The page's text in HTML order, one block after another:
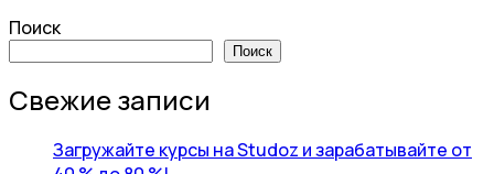
Поиск
Поиск
Свежие записи
Загружайте курсы на Studoz и зарабатывайте от